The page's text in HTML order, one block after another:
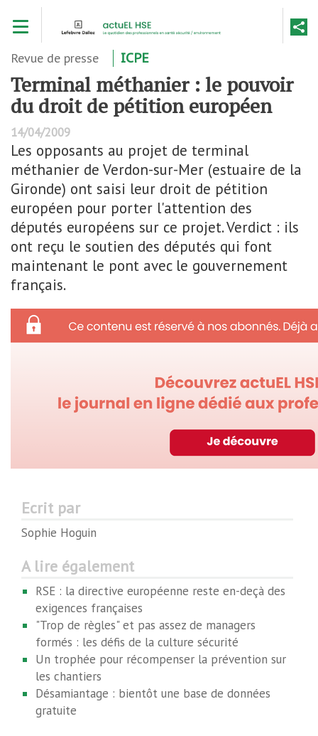
contenu
Revue de presse ICPE
Terminal méthanier : le pouvoir
du droit de pétition européen
14/04/2009
Les opposants au projet de terminal
méthanier de Verdon-sur-Mer (estuaire de la
Gironde) ont saisi leur droit de pétition
européen pour porter l'attention des
députés européens sur ce projet. Verdict : ils
ont reçu le soutien des députés qui font
maintenant le pont avec le gouvernement
français.
Ecrit par
Sophie Hoguin
A lire également
RSE : la directive européenne reste en-deçà des
exigences françaises
"Trop de règles" et pas assez de managers
formés : les défis de la culture sécurité
Un trophée pour récompenser la prévention sur
les chantiers
Désamiantage : bientôt une base de données
gratuite